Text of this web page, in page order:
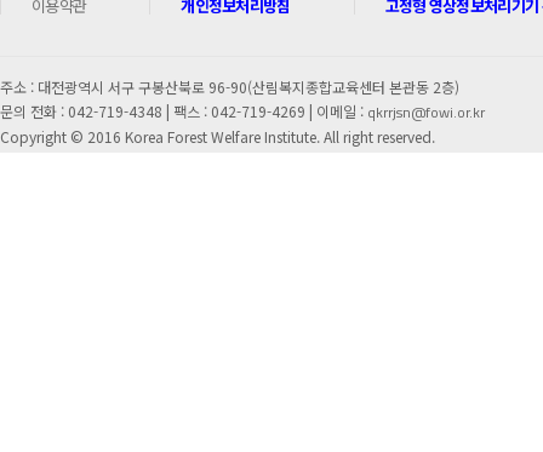
이용약관 개인정보처리방침 고정형 영상정보처리기기
주소 : 대전광역시 서구 구봉산북로 96-90(산림복지종합교육센터 본관동 2층)
문의 전화 : 042-719-4348 | 팩스 : 042-719-4269 | 이메일 : qkrrjsn@fowi.or.kr
Copyright © 2016 Korea Forest Welfare Institute. All right reserved.